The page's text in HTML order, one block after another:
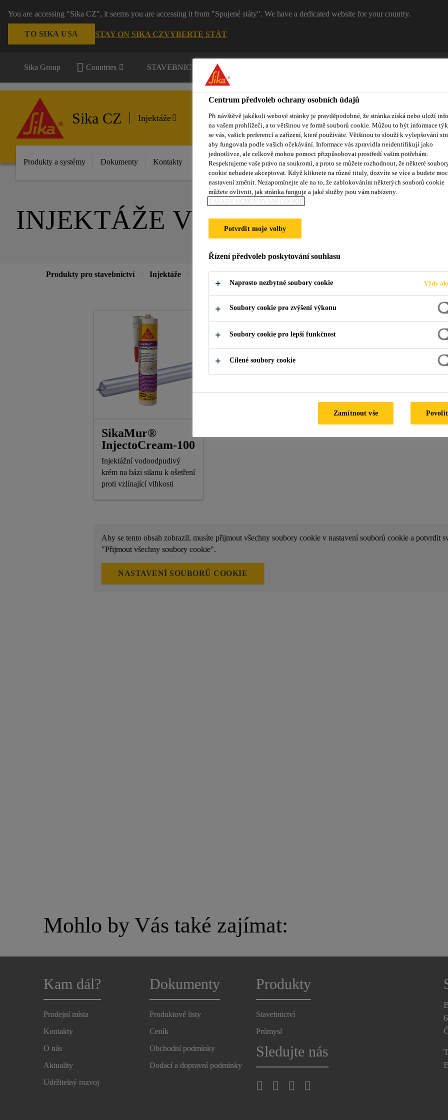
You are accessing "Sika CZ", it seems you are accessing it from "Spojené státy". We have a dedicated website for your country.
TO SIKA USA STAY ON SIKA CZVYBERTE STÁT
Sika Group Countries STAVEBNICTVÍ / PRŮMYSL
Sika CZ Injektáže
Produkty a systémy Dokumenty Kontakty
INJEKTÁŽE VLHKÉHO ZDIVA
Produkty pro stavebnictví Injektáže Injektáže vlhkého zdiva
SikaMur®
InjectoCream-100
Injektážní vodoodpudivý
krém na bázi silanu k ošetření
proti vzlínající vlhkosti
Aby se tento obsah zobrazil, musíte přijmout všechny soubory cookie v nastavení souborů cookie a potvrdit
"Přijmout všechny soubory cookie".
NASTAVENÍ SOUBORŮ COOKIE
Mohlo by Vás také zajímat:
Kam dál?
Prodejní místa
Kontakty
O nás
Aktuality
Udržitelný rozvoj
Dokumenty
Produktové listy
Ceník
Obchodní podmínky
Dodací a dopravní podmínky
Produkty
Stavebnictví
Průmysl
Sledujte nás
Centrum předvoleb ochrany osobních údajů
Při návštěvě jakékoli webové stránky je pravděpodobné, že stránka získá nebo uloží
na vašem prohlížeči, a to většinou ve formě souborů cookie. Můžou to být informace
se vás, vašich preferencí a zařízení, které používáte. Většinou to slouží k vylepšování
aby fungovala podle vašich očekávání. Informace vás zpravidla neidentifikují jako
jednotlivce, ale celkově mohou pomoci přizpůsobovat prostředí vašim potřebám.
Respektujeme vaše právo na soukromí, a proto se můžete rozhodnout, že některé
cookie nebudete akceptovat. Když kliknete na různé tituly, dozvíte se více a budete
nastavení změnit. Nezapomínejte ale na to, že zablokováním některých souborů cookie
můžete ovlivnit, jak stránka funguje a jaké služby jsou vám nabízeny.
ZÁSADY UCHOVÁVÁNÍ COOKIE
Potvrdit moje volby
Řízení předvoleb poskytování souhlasu
Naprosto nezbytné soubory cookie Vždy
Soubory cookie pro zvýšení výkonu
Soubory cookie pro lepší funkčnost
Cílené soubory cookie
Zamítnout vše Povolit